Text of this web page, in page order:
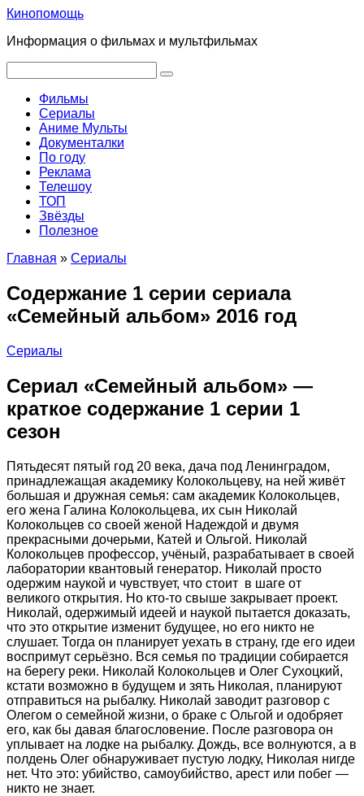
Перейти
контенту
Кинопомощь
Информация о фильмах и мультфильмах
Фильмы
Сериалы
Аниме Мульты
Документалки
По году
Реклама
Телешоу
ТОП
Звёзды
Полезное
Главная » Сериалы
Содержание 1 серии сериала
«Семейный альбом» 2016 год
Сериалы
Сериал «Семейный альбом» —
краткое содержание 1 серии 1
сезон
Пятьдесят пятый год 20 века, дача под Ленинградом,
принадлежащая академику Колокольцеву, на ней живёт
большая и дружная семья: сам академик Колокольцев,
его жена Галина Колокольцева, их сын Николай
Колокольцев со своей женой Надеждой и двумя
прекрасными дочерьми, Катей и Ольгой. Николай
Колокольцев профессор, учёный, разрабатывает в своей
лаборатории квантовый генератор. Николай просто
одержим наукой и чувствует, что стоит в шаге от
великого открытия. Но кто-то свыше закрывает проект.
Николай, одержимый идеей и наукой пытается доказать,
что это открытие изменит будущее, но его никто не
слушает. Тогда он планирует уехать в страну, где его идеи
воспримут серьёзно. Вся семья по традиции собирается
на берегу реки. Николай Колокольцев и Олег Сухоцкий,
кстати возможно в будущем и зять Николая, планируют
отправиться на рыбалку. Николай заводит разговор с
Олегом о семейной жизни, о браке с Ольгой и одобряет
его, как бы давая благословение. После разговора он
уплывает на лодке на рыбалку. Дождь, все волнуются, а в
полдень Олег обнаруживает пустую лодку, Николая нигде
нет. Что это: убийство, самоубийство, арест или побег —
никто не знает.